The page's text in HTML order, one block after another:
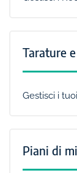
Tarature
Gestisci i
Piani di